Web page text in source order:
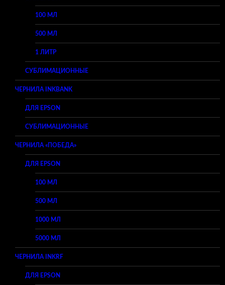
100 МЛ
500 МЛ
1 ЛИТР
СУБЛИМАЦИОННЫЕ
ЧЕРНИЛА INKBANK
ДЛЯ EPSON
СУБЛИМАЦИОННЫЕ
ЧЕРНИЛА «ПОБЕДА»
ДЛЯ EPSON
100 МЛ
500 МЛ
1000 МЛ
5000 МЛ
ЧЕРНИЛА INKRF
ДЛЯ EPSON